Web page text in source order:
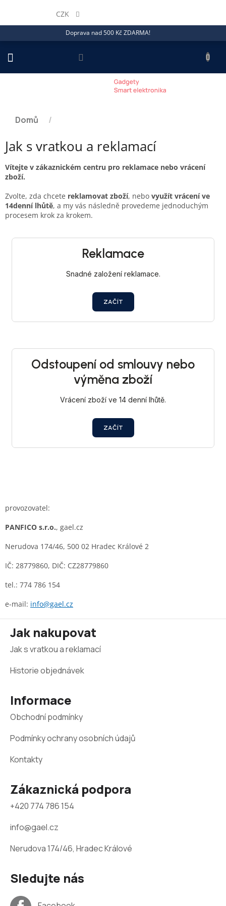
obsah
Doprava nad 500 Kč ZDARMA!
CZK
Domů /
Jak s vratkou a reklamací
Vítejte v zákaznickém centru pro reklamace nebo vrácení
zboží.
Zvolte, zda chcete reklamovat zboží, nebo využít vrácení ve
14denní lhůtě, a my vás následně provedeme jednoduchým
procesem krok za krokem.
provozovatel:
PANFICO s.r.o., gael.cz
Nerudova 174/46, 500 02 Hradec Králové 2
IČ: 28779860, DIČ: CZ28779860
tel.: 774 786 154
e-mail: info@gael.cz
Jak nakupovat
Jak s vratkou a reklamací
Historie objednávek
Informace
Obchodní podmínky
Podmínky ochrany osobních údajů
Kontakty
Zákaznická podpora
+420 774 786 154
info@gael.cz
Nerudova 174/46, Hradec Králové
Sledujte nás